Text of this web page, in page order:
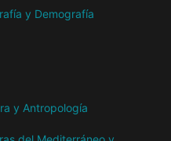
y Demografía
y Antropología